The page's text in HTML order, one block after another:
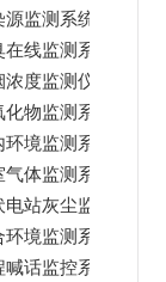
源监测系统
在线监测系统
浓度监测仪
化物监测系统
环境监测系统
气体监测系统
电站灰尘监测
环境监测系统
喊话监控系统